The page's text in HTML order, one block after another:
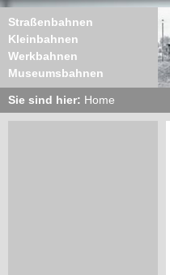
Straßenbahnen
Kleinbahnen
Werkbahnen
Museumsbahnen
Sie sind hier: Home